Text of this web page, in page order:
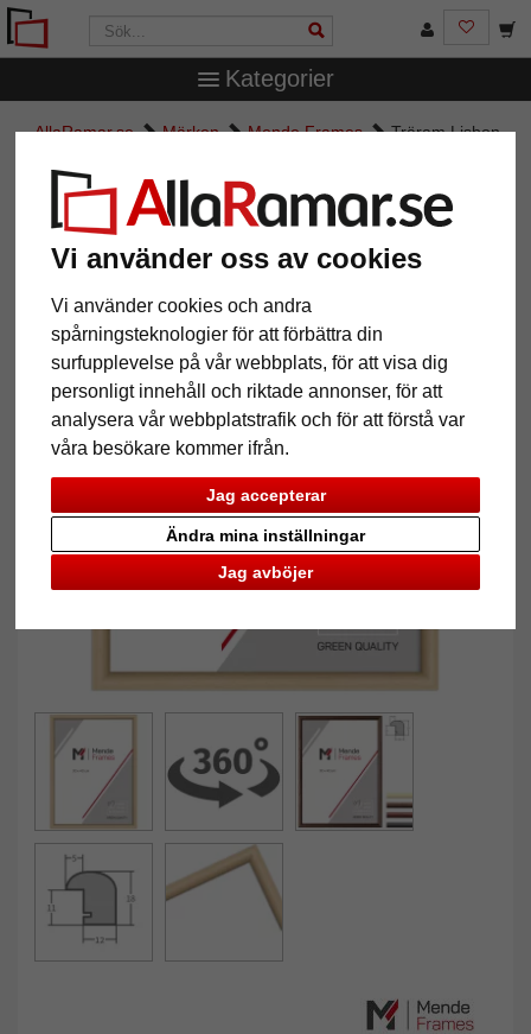
Vi använder oss av cookies
Vi använder cookies och andra
spårningsteknologier för att förbättra din
surfupplevelse på vår webbplats, för att visa dig
personligt innehåll och riktade annonser, för att
analysera vår webbplatstrafik och för att förstå var
våra besökare kommer ifrån.
Jag accepterar
Jag avböjer
Ändra mina inställningar
Kategorier
AllaRamar.se Märken Mende Frames Träram Lisbon
Träram Lisbon
Tillbaka